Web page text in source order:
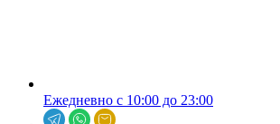
Ежедневно с 10:00 до 23:00